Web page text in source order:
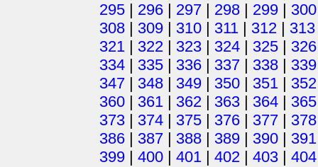
295 | 296 | 297 | 298 | 299 | 300
308 | 309 | 310 | 311 | 312 | 313
321 | 322 | 323 | 324 | 325 | 326
334 | 335 | 336 | 337 | 338 | 339
347 | 348 | 349 | 350 | 351 | 352
360 | 361 | 362 | 363 | 364 | 365
373 | 374 | 375 | 376 | 377 | 378
386 | 387 | 388 | 389 | 390 | 391
399 | 400 | 401 | 402 | 403 | 404